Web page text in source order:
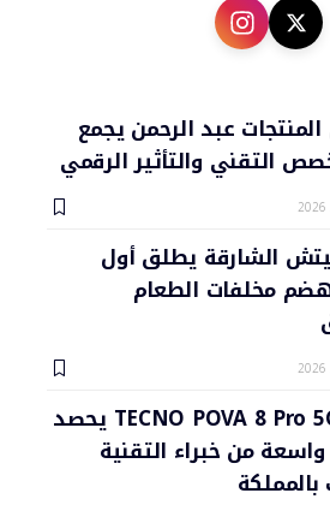
عبد الرحمن يجمع
التقني والتأثير الرقمي
الشارقة يطلق أول
مخلفات الطعام
هاتف TECNO POVA 8 Pro 5G يحصد
من خبراء التقنية
بالمملكة